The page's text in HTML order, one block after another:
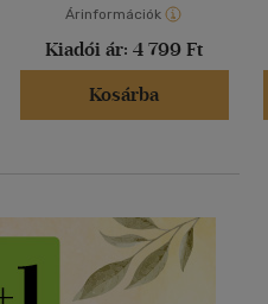
Árinformációk
Kiadói ár: 4 799 Ft
Kosárba